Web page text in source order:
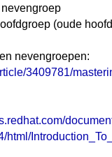
(oude
nevengroepen:
3409781/
html/